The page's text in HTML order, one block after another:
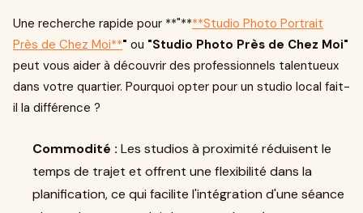
Une recherche rapide pour **"****Studio Photo Portrait
Près de Chez Moi**" ou "Studio Photo Près de Chez Moi"
peut vous aider à découvrir des professionnels talentueux
dans votre quartier. Pourquoi opter pour un studio local fait-
il la différence ?
Commodité : Les studios à proximité réduisent le
temps de trajet et offrent une flexibilité dans la
planification, ce qui facilite l'intégration d'une séance